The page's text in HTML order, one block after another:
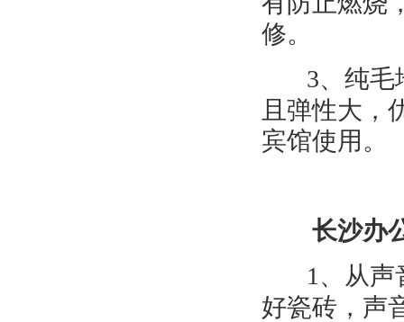
修。
3、纯毛
且弹性大，
宾馆使用。
长沙办
1 、从声
好瓷砖，声